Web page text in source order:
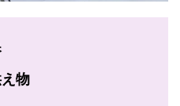
物